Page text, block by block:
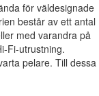
för väldesignade
består av ett antal
med varandra på
Fi-utrustning.
pelare. Till dessa